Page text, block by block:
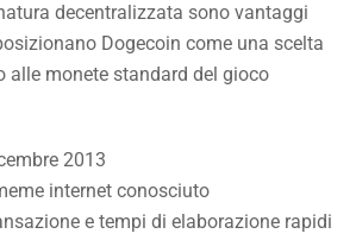
decentralizzata sono vantaggi
Dogecoin come una scelta
alle monete standard del gioco
2013
internet conosciuto
e tempi di elaborazione rapidi